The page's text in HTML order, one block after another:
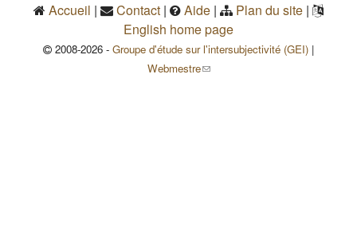
Accueil | Contact | Aide | Plan du site |
English home page
2008-2026 - Groupe d'étude sur l'intersubjectivité (GEI) |
Webmestre(le lien envoie un courriel)